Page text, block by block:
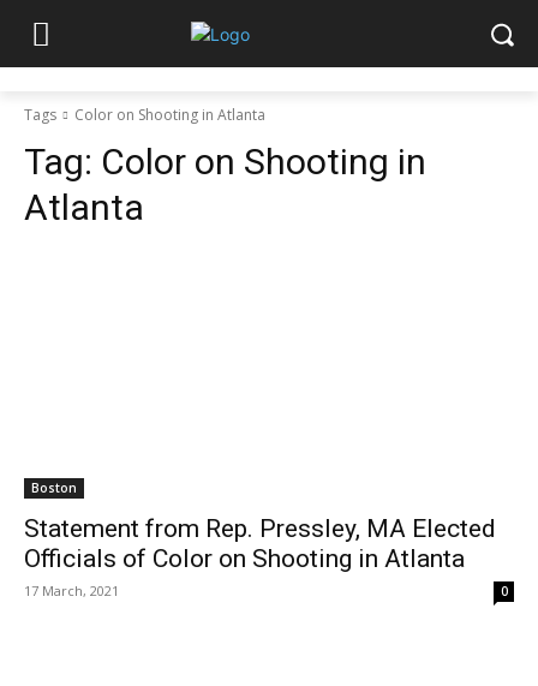
Tags Color on Shooting in Atlanta
Tag: Color on Shooting in
Atlanta
Boston
Statement from Rep. Pressley, MA Elected
Officials of Color on Shooting in Atlanta
17 March, 2021 0